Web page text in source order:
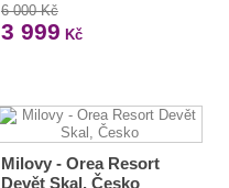
6 000 Kč
3 999 Kč
Milovy - Orea Resort
Devět Skal, Česko